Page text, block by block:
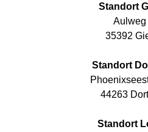
Standort
Aulweg
35392
Standort
44263
Standort